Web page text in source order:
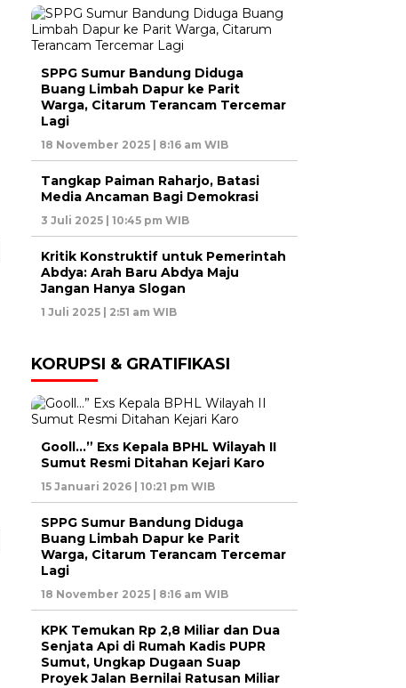
SPPG Sumur Bandung Diduga
Buang Limbah Dapur ke Parit
Warga, Citarum Terancam Tercemar
Lagi
18 November 2025 | 8:16 am WIB
Tangkap Paiman Raharjo, Batasi
Media Ancaman Bagi Demokrasi
3 Juli 2025 | 10:45 pm WIB
Kritik Konstruktif untuk Pemerintah
Abdya: Arah Baru Abdya Maju
Jangan Hanya Slogan
1 Juli 2025 | 2:51 am WIB
KORUPSI & GRATIFIKASI
Gooll…” Exs Kepala BPHL Wilayah II
Sumut Resmi Ditahan Kejari Karo
15 Januari 2026 | 10:21 pm WIB
SPPG Sumur Bandung Diduga
Buang Limbah Dapur ke Parit
Warga, Citarum Terancam Tercemar
Lagi
18 November 2025 | 8:16 am WIB
KPK Temukan Rp 2,8 Miliar dan Dua
Senjata Api di Rumah Kadis PUPR
Sumut, Ungkap Dugaan Suap
Proyek Jalan Bernilai Ratusan Miliar